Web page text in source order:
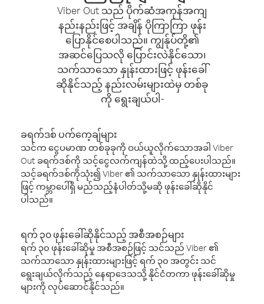
Viber Out သည် ပိုက်ဆံအကုန်အကျ
နည်းနည်းဖြင့် အချိန် ပိုကြာကြာ ဖုန်း
ပြောနိုင်စေပါသည်။ ကျွန်ုပ်တို့၏
အဆင်ပြေသလို ပြောင်းလဲနိုင်သော၊
သက်သာသော နှုန်းထားဖြင့် ဖုန်းခေါ်
ဆိုနိုင်သည့် နည်းလမ်းများထဲမှ တစ်ခု
ကို ရွေးချယ်ပါ-
ခရက်ဒစ် ပက်ကေ့ချ်များ
သင်က ငွေပမာဏ တစ်ခုခုကို ဝယ်ယူလိုက်သောအခါ Viber
Out ခရက်ဒစ်ကို သင့်ငွေလက်ကျန်ထဲသို့ ထည့်ပေးပါသည်။
သင့်ခရက်ဒစ်ကိုသုံး၍ Viber ၏ သက်သာသော နှုန်းထားများ
ဖြင့် ကမ္ဘာပေါ်ရှိ မည်သည့်နံပါတ်သို့မဆို ဖုန်းခေါ်ဆိုနိုင်
ပါသည်။
ရက် ၃၀ ဖုန်းခေါ်ဆိုနိုင်သည့် အစီအစဉ်များ
ရက် ၃၀ ဖုန်းခေါ်ဆိုမှု အစီအစဉ်ဖြင့် သင်သည် Viber ၏
သက်သာသော နှုန်းထားများဖြင့် ရက် ၃၀ အတွင်း သင်
ရွေးချယ်လိုက်သည့် နေရာဒေသသို့ နိုင်ငံတကာ ဖုန်းခေါ်ဆိုမှု
များကို လုပ်ဆောင်နိုင်သည်။